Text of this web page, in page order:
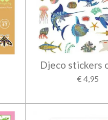
Djeco stickers
€ 4,95